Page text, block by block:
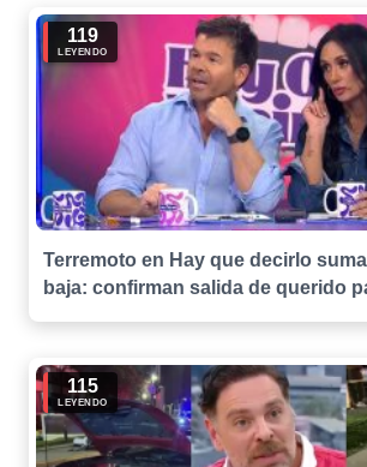
119
LEYENDO
Terremoto en Hay que decirlo
baja: confirman salida de querido
115
LEYENDO